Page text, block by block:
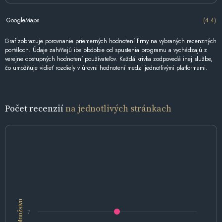
GoogleMaps (4.4)
Graf zobrazuje porovnanie priemerných hodnotení firmy na vybraných recenzných
portáloch. Údaje zahŕňajú iba obdobie od spustenia programu a vychádzajú z
verejne dostupných hodnotení používateľov. Každá krivka zodpovedá inej službe,
čo umožňuje vidieť rozdiely v úrovni hodnotení medzi jednotlivými platformami.
Počet recenziína jednotlivých stránkach
Množstvo 7